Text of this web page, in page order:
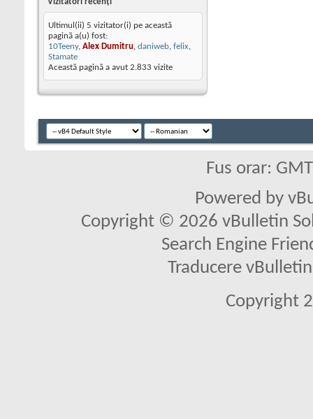
Ultimul(ii) 5 vizitator(i) pe această
pagină a(u) fost:
10Teeny, Alex Dumitru, daniweb, felix,
Stamate
Această pagină a avut 2.833 vizite
Fus orar:
Powered by
Copyright © 2026 vBulletin
Search Engine
Traducere
Copyright